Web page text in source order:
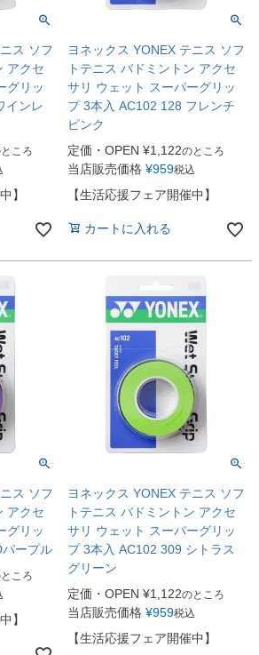
ス ソフ
アクセ
グリッ
インレ
ころ
】
ヨネックス YONEX テニス ソフ
トテニス バドミントン アクセ
サリ ウェット スーパーグリッ
プ 3本入 AC102 128 フレンチ
ピンク
定価・OPEN ¥1,122のところ
当店販売価格 ¥959税込
【生活応援フェア開催中】
カートに入れる
ス ソフ
アクセ
グリッ
ープル
ころ
】
ヨネックス YONEX テニス ソフ
トテニス バドミントン アクセ
サリ ウェット スーパーグリッ
プ 3本入 AC102 309 シトラス
グリーン
定価・OPEN ¥1,122のところ
当店販売価格 ¥959税込
【生活応援フェア開催中】